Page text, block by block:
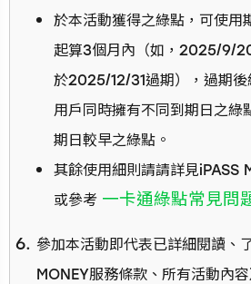
於本活動獲得之綠點，可使用
起算3個月內（如，2025/9/
於2025/12/31過期），過期
用戶同時擁有不同到期日之綠
期日較早之綠點。
其餘使用細則請請詳見iPASS
或參考 一卡通綠點常見問
參加本活動即代表已詳細閱讀、
MONEY服務條款、所有活動內